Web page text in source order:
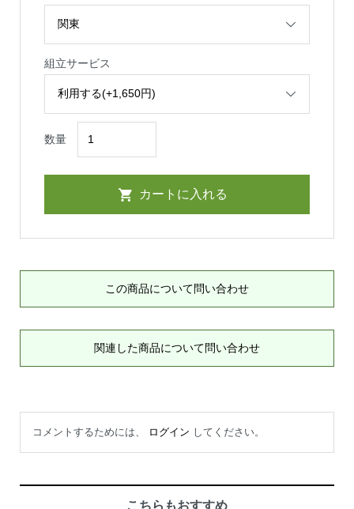
組立サービス
数量
この商品について問い合わせ
関連した商品について問い合わせ
コメントするためには、 ログイン してください。
こちらもおすすめ